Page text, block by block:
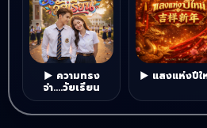
▶ ความทรง
จำ....วัยเรียน
▶ แสงแห่งปีใ